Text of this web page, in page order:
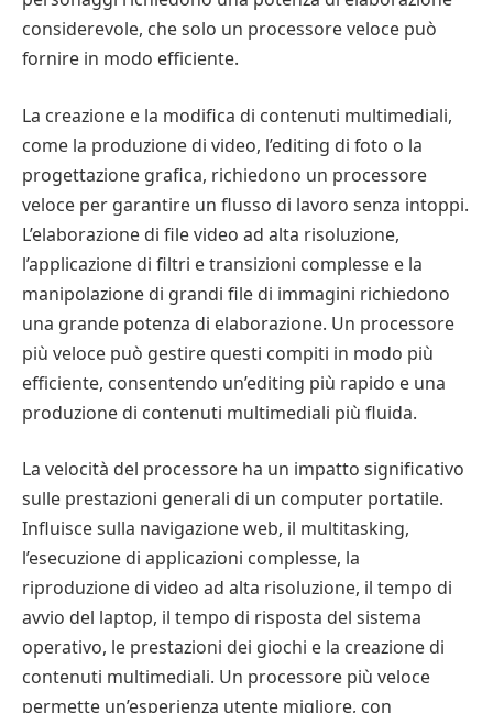
considerevole, che solo un processore veloce può
fornire in modo efficiente.
La creazione e la modifica di contenuti multimediali,
come la produzione di video, l’editing di foto o la
progettazione grafica, richiedono un processore
veloce per garantire un flusso di lavoro senza intoppi.
L’elaborazione di file video ad alta risoluzione,
l’applicazione di filtri e transizioni complesse e la
manipolazione di grandi file di immagini richiedono
una grande potenza di elaborazione. Un processore
più veloce può gestire questi compiti in modo più
efficiente, consentendo un’editing più rapido e una
produzione di contenuti multimediali più fluida.
La velocità del processore ha un impatto significativo
sulle prestazioni generali di un computer portatile.
Influisce sulla navigazione web, il multitasking,
l’esecuzione di applicazioni complesse, la
riproduzione di video ad alta risoluzione, il tempo di
avvio del laptop, il tempo di risposta del sistema
operativo, le prestazioni dei giochi e la creazione di
contenuti multimediali. Un processore più veloce
permette un’esperienza utente migliore, con